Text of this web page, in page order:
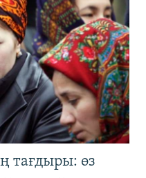
тағдыры: өз